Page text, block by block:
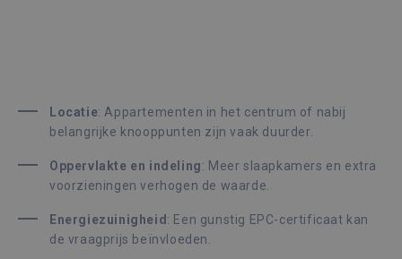
Locatie: Appartementen in het centrum of nabij
belangrijke knooppunten zijn vaak duurder.
Oppervlakte en indeling: Meer slaapkamers en extra
voorzieningen verhogen de waarde.
Energiezuinigheid : Een gunstig EPC-certificaat kan
de vraagprijs beïnvloeden.